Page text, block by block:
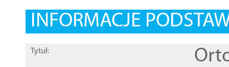
INFORMACJE
Tytuł: